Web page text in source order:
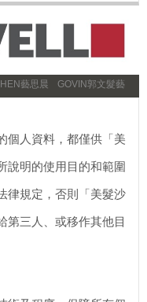
藝思晨 GOVIN郭文髮藝
個人資料，都僅供「美
說明的使用目的和範圍
律規定，否則「美髮沙
第三人、或移作其他目